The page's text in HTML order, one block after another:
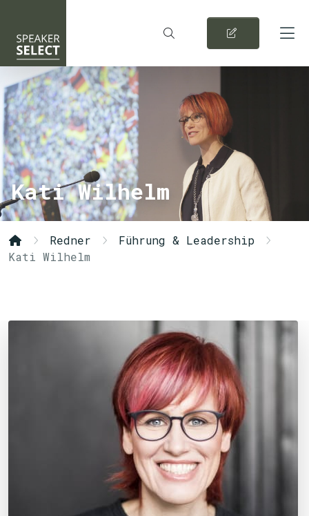
Kati Wilhelm
Redner
Führung & Leadership
Kati Wilhelm